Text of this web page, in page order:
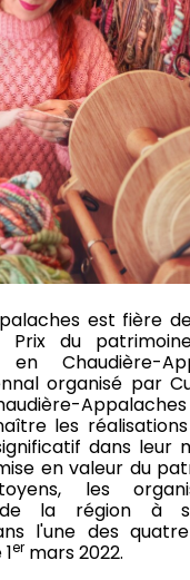
est fière
Prix du
Chaudière-
organisé par
les
dans leur
en valeur du
les
de la région à
l'une des
er mars 2022.